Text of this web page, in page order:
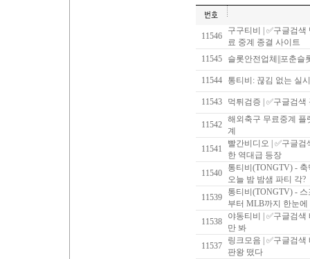
11546
구구티비 | ✅구글검
료 중계 종결 사이트
11545
슬롯안전업체||포춘슬
11544 통티비: 끊김 없는 실
11543 먹튀검증 | ✅구글검
11542
해외축구 무료중계 플
계
11541
빨간비디오 | ✅구글
한 역대급 등장
11540
통티비(TONGTV) -
오늘 밤 밤샘 파티 각?
11539
통티비(TONGTV) -
부터 MLB까지 한눈에
11538
야동티비 | ✅구글검
만 봐
11537
링크모음 | ✅구글검
판왕 떴다